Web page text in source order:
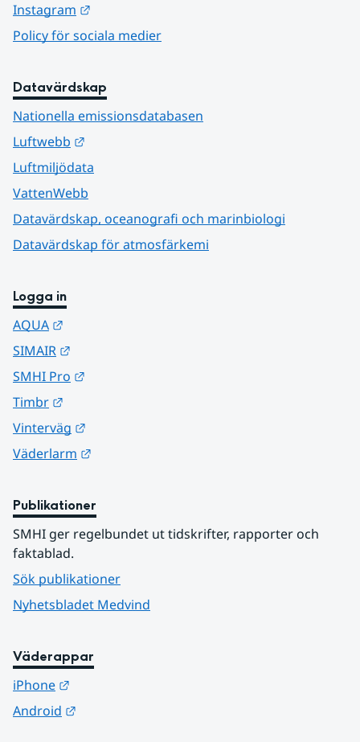
Instagram
Policy för sociala medier
Datavärdskap
Nationella emissionsdatabasen
Luftwebb
Luftmiljödata
VattenWebb
Datavärdskap, oceanografi och marinbiologi
Datavärdskap för atmosfärkemi
Logga in
AQUA
SIMAIR
SMHI Pro
Timbr
Vinterväg
Väderlarm
Publikationer
SMHI ger regelbundet ut tidskrifter, rapporter och
faktablad.
Sök publikationer
Nyhetsbladet Medvind
Väderappar
iPhone
Android